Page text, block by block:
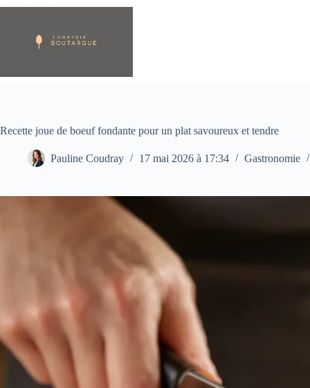
Passer
Recette joue de boeuf fondante pour un plat savoureux et tendre
Pauline Coudray 17 mai 2026 à 17:34 Gastronomie